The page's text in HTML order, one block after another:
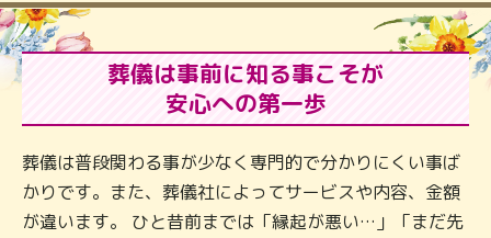
葬儀は事前に知る事こそが
安心への第一歩
葬儀は普段関わる事が少なく専門的で分かりにくい事ば
かりです。また、葬儀社によってサービスや内容、金額
が違います。 ひと昔前までは「縁起が悪い…」「まだ先